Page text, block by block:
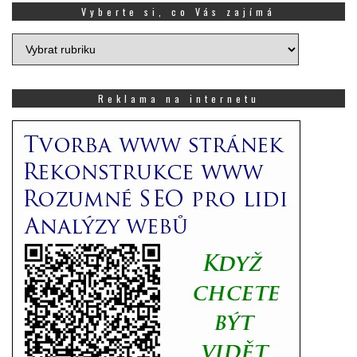
Vyberte si, co Vás zajímá
Vyberte
si,
zajímá
Reklama na internetu